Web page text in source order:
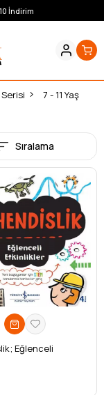
İndirim
7 - 11 Yaş
Sıralama
Eğlenceli